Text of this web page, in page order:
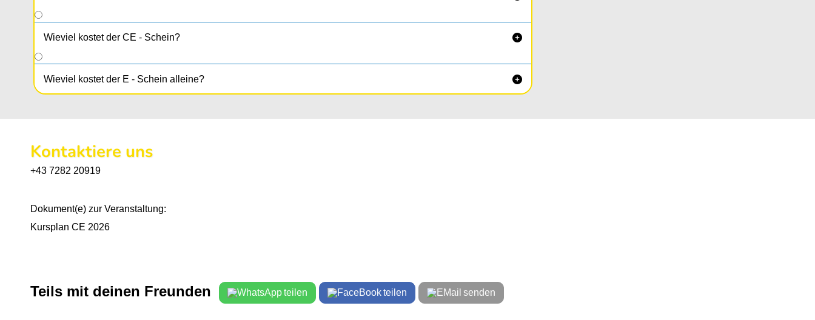
Wieviel kostet der CE - Schein? 
Wieviel kostet der E - Schein alleine? 
Kontaktiere uns
+43 7282 20919
Dokument(e) zur Veranstaltung:
Kursplan CE 2026
Teils mit deinen Freunden teilen teilen senden